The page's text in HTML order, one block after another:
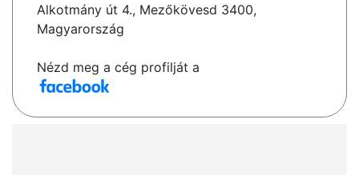
Alkotmány út 4., Mezőkövesd 3400,
Magyarország
Nézd meg a cég profilját a